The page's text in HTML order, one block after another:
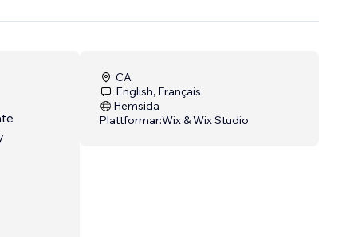
CA
English, Français
Hemsida
Plattformar:Wix & Wix Studio